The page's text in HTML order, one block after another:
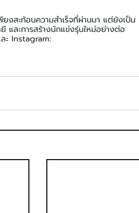
งสะท้อนความสำเร็จที่ผ่านมา แต่ยังเป็น
และการสร้างนักแข่งรุ่นใหม่อย่างต่อ
ะ Instagram: